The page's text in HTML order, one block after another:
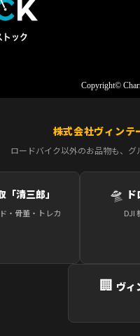
Copyright©
株式会社ヴィンテ
ロードバイク以外のお品物も、グ
「清三郎」
・骨董・トレカ
🛸
DJI
🏢 ヴィ